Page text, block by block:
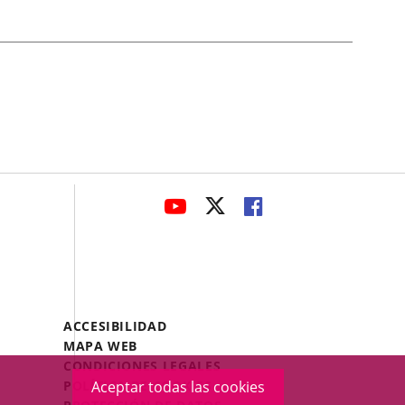
Aceptar todas las cookies
ENLACEENLACEENLACE
Menú
Legal
Footer
ACCESIBILIDAD
MAPA WEB
CONDICIONES LEGALES
POLÍTICA DE COOKIES